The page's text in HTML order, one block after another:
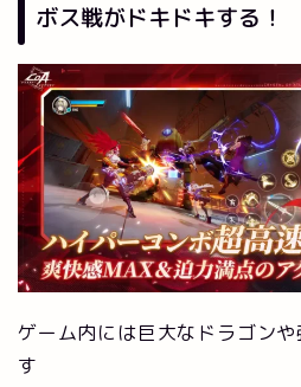
ボス戦がドキドキする！
ゲーム内には巨大なドラゴン
す